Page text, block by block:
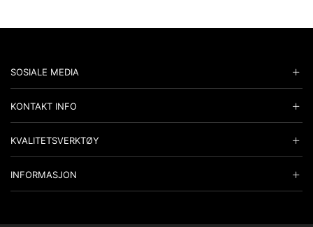
SOSIALE MEDIA
KONTAKT INFO
KVALITETSVERKTØY
INFORMASJON